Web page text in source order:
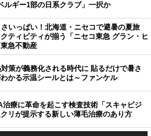
ルギー1部の日系クラブ」一択か
いっぱい！北海道・ニセコで避暑の夏旅
ティビティが揃う「ニセコ東急 グラン・ヒ
急不動産
策が義務化される時代に 貼るだけで暑さ
かる示温シールとは～ファンケル
療に革命を起こす検査技術「スキャビジ
リが提示する新しい薄毛治療のあり方